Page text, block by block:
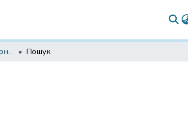
Офтальмологічний журнал 2020 Пошук